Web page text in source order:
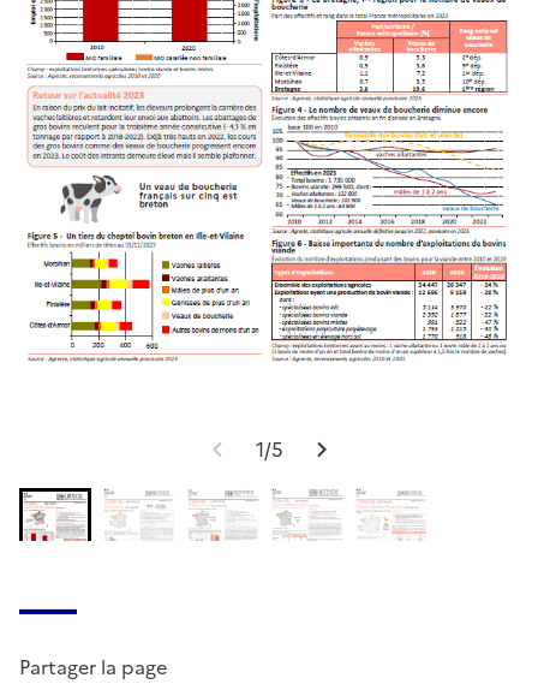
1/5
Partager la page